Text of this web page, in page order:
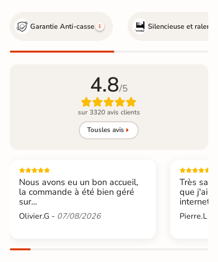
Garantie Anti-casse Silencieuse et
4.8/5

sur 3320 avis clients
Tousles avis
Nous avons eu un bon accueil,
la commande à été bien géré
sur...
Olivier.G - 07/08/2026
Très
que j'ai
internet....
Pierre.L -